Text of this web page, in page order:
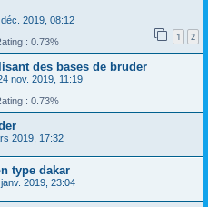
2019, 08:12
1 2
: 0.73%
des bases de bruder
nov. 2019, 11:19
: 0.73%
2019, 17:32
type dakar
2019, 23:04